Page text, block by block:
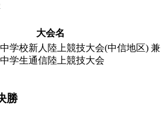
大会名
学校新人陸上競技大会(中信地区) 兼
学生通信陸上競技大会
勝